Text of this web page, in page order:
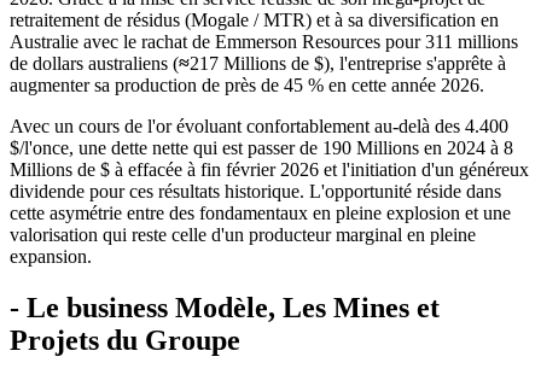
retraitement de résidus (Mogale / MTR) et à sa diversification en
Australie avec le rachat de Emmerson Resources pour 311 millions
de dollars australiens (≈217 Millions de $), l'entreprise s'apprête à
augmenter sa production de près de 45 % en cette année 2026.
Avec un cours de l'or évoluant confortablement au-delà des 4.400
$/l'once, une dette nette qui est passer de 190 Millions en 2024 à 8
Millions de $ à effacée à fin février 2026 et l'initiation d'un généreux
dividende pour ces résultats historique. L'opportunité réside dans
cette asymétrie entre des fondamentaux en pleine explosion et une
valorisation qui reste celle d'un producteur marginal en pleine
expansion.
- Le business Modèle, Les Mines et
Projets du Groupe